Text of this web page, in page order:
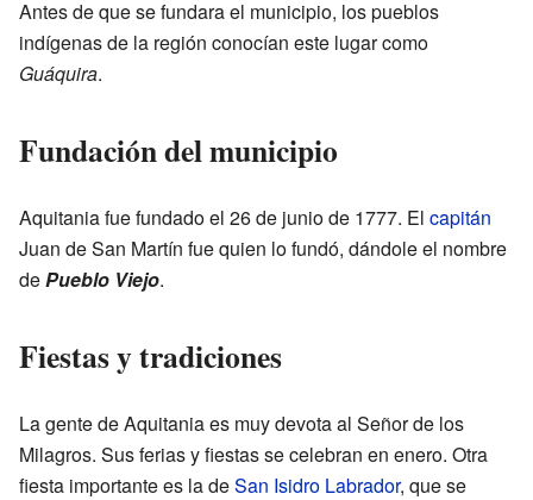
Antes de que se fundara el municipio, los pueblos
indígenas de la región conocían este lugar como
Guáquira.
Fundación del municipio
Aquitania fue fundado el 26 de junio de 1777. El capitán
Juan de San Martín fue quien lo fundó, dándole el nombre
dePueblo Viejo.
Fiestas y tradiciones
La gente de Aquitania es muy devota al Señor de los
Milagros. Sus ferias y fiestas se celebran en enero. Otra
fiesta importante es la deSan Isidro Labrador, que se